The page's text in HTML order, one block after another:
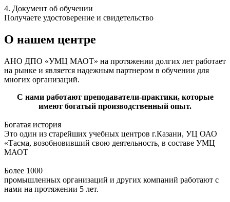
4. Документ об обучении
Получаете удостоверение и свидетельство
О нашем центре
АНО ДПО «УМЦ МАОТ» на протяжении долгих лет работает
на рынке и является надежным партнером в обучении для
многих организаций.
С нами работают преподаватели-практики, которые
имеют богатый производственный опыт.
Богатая история
Это один из старейших учебных центров г.Казани, УЦ ОАО
«Тасма, возобновивший свою деятельность, в составе УМЦ
МАОТ
Более 1000
промышленных организаций и других компаний работают с
нами на протяжении 5 лет.